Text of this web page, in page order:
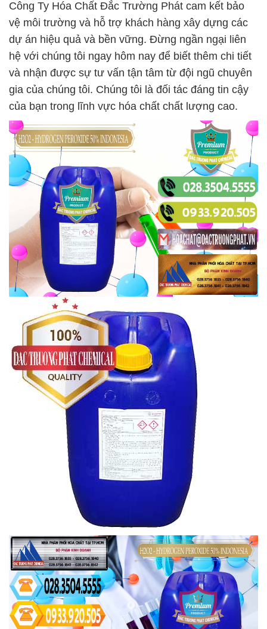
Công Ty Hóa Chất Đắc Trường Phát cam kết bảo
vệ môi trường và hỗ trợ khách hàng xây dựng các
dự án hiệu quả và bền vững. Đừng ngần ngại liên
hệ với chúng tôi ngay hôm nay để biết thêm chi tiết
và nhận được sự tư vấn tận tâm từ đội ngũ chuyên
gia của chúng tôi. Chúng tôi là đối tác đáng tin cậy
của bạn trong lĩnh vực hóa chất chất lượng cao.